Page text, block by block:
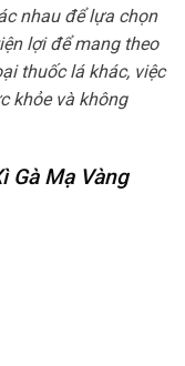
nhau để lựa chọn
lợi để mang theo
thuốc lá khác, việc
khỏe và không
Gà Mạ Vàng